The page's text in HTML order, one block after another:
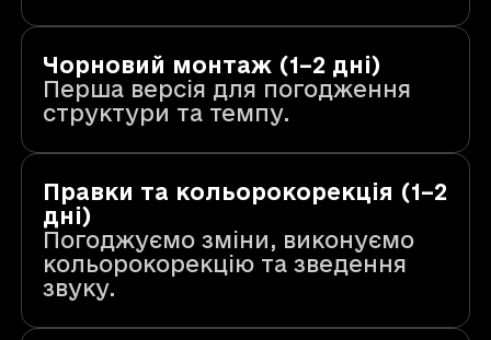
Чорновий монтаж (1–2 дні)
Перша версія для погодження
структури та темпу.
Правки та кольорокорекція (1–2
дні)
Погоджуємо зміни, виконуємо
кольорокорекцію та зведення
звуку.